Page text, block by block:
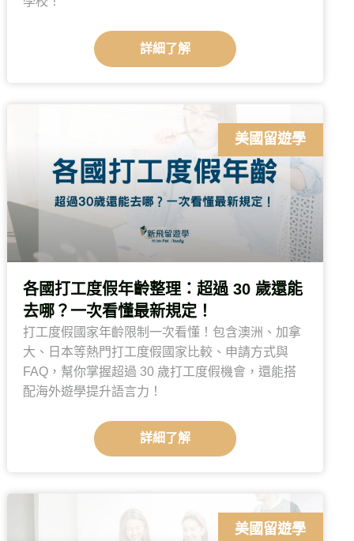
詳細了解
美國留遊學
各國打工度假年齡整理：超過 30 歲還能
去哪？一次看懂最新規定！
打工度假國家年齡限制一次看懂！包含澳洲、加拿
大、日本等熱門打工度假國家比較、申請方式與
FAQ，幫你掌握超過 30 歲打工度假機會，還能搭
配海外遊學提升語言力！
詳細了解
美國留遊學